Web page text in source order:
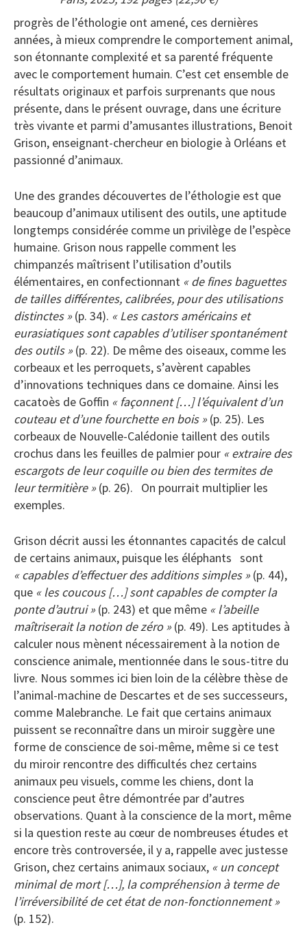
progrès de l’éthologie ont amené, ces dernières
années, à mieux comprendre le comportement animal,
son étonnante complexité et sa parenté fréquente
avec le comportement humain. C’est cet ensemble de
résultats originaux et parfois surprenants que nous
présente, dans le présent ouvrage, dans une écriture
très vivante et parmi d’amusantes illustrations, Benoit
Grison, enseignant-chercheur en biologie à Orléans et
passionné d’animaux.
Une des grandes découvertes de l’éthologie est que
beaucoup d’animaux utilisent des outils, une aptitude
longtemps considérée comme un privilège de l’espèce
humaine. Grison nous rappelle comment les
chimpanzés maîtrisent l’utilisation d’outils
élémentaires, en confectionnant « de fines baguettes
de tailles différentes, calibrées, pour des utilisations
distinctes » (p. 34). « Les castors américains et
eurasiatiques sont capables d’utiliser spontanément
des outils » (p. 22). De même des oiseaux, comme les
corbeaux et les perroquets, s’avèrent capables
d’innovations techniques dans ce domaine. Ainsi les
cacatoès de Goffin « façonnent […] l’équivalent d’un
couteau et d’une fourchette en bois » (p. 25). Les
corbeaux de Nouvelle-Calédonie taillent des outils
crochus dans les feuilles de palmier pour « extraire des
escargots de leur coquille ou bien des termites de
leur termitière » (p. 26). On pourrait multiplier les
exemples.
Grison décrit aussi les étonnantes capacités de calcul
de certains animaux, puisque les éléphants sont
« capables d’effectuer des additions simples » (p. 44),
que « les coucous […] sont capables de compter la
ponte d’autrui » (p. 243) et que même « l’abeille
maîtriserait la notion de zéro » (p. 49). Les aptitudes à
calculer nous mènent nécessairement à la notion de
conscience animale, mentionnée dans le sous-titre du
livre. Nous sommes ici bien loin de la célèbre thèse de
l’animal-machine de Descartes et de ses successeurs,
comme Malebranche. Le fait que certains animaux
puissent se reconnaître dans un miroir suggère une
forme de conscience de soi-même, même si ce test
du miroir rencontre des difficultés chez certains
animaux peu visuels, comme les chiens, dont la
conscience peut être démontrée par d’autres
observations. Quant à la conscience de la mort, même
si la question reste au cœur de nombreuses études et
encore très controversée, il y a, rappelle avec justesse
Grison, chez certains animaux sociaux, « un concept
minimal de mort […], la compréhension à terme de
l’irréversibilité de cet état de non-fonctionnement »
(p. 152).